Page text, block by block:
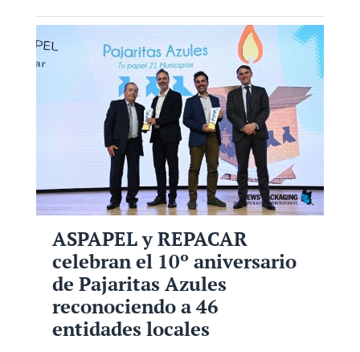
ASPAPEL y REPACAR
celebran el 10º aniversario
de Pajaritas Azules
reconociendo a 46
entidades locales